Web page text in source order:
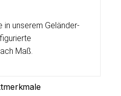
in unserem Geländer-
Maß.